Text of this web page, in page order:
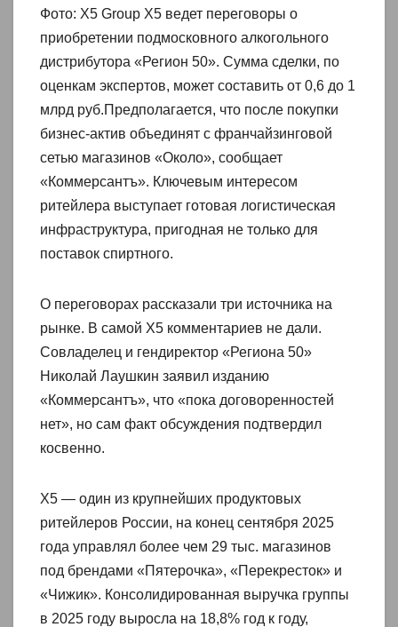
Фото: X5 Group X5 ведет переговоры о
приобретении подмосковного алкогольного
дистрибутора «Регион 50». Сумма сделки, по
оценкам экспертов, может составить от 0,6 до 1
млрд руб.Предполагается, что после покупки
бизнес-актив объединят с франчайзинговой
сетью магазинов «Около», сообщает
«Коммерсантъ». Ключевым интересом
ритейлера выступает готовая логистическая
инфраструктура, пригодная не только для
поставок спиртного.
О переговорах рассказали три источника на
рынке. В самой X5 комментариев не дали.
Совладелец и гендиректор «Региона 50»
Николай Лаушкин заявил изданию
«Коммерсантъ», что «пока договоренностей
нет», но сам факт обсуждения подтвердил
косвенно.
X5 — один из крупнейших продуктовых
ритейлеров России, на конец сентября 2025
года управлял более чем 29 тыс. магазинов
под брендами «Пятерочка», «Перекресток» и
«Чижик». Консолидированная выручка группы
в 2025 году выросла на 18,8% год к году,